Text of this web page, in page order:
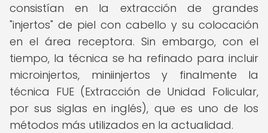
consistían en la extracción de grandes
"injertos" de piel con cabello y su colocación
en el área receptora. Sin embargo, con el
tiempo, la técnica se ha refinado para incluir
microinjertos, miniinjertos y finalmente la
técnica FUE (Extracción de Unidad Folicular,
por sus siglas en inglés), que es uno de los
métodos más utilizados en la actualidad.